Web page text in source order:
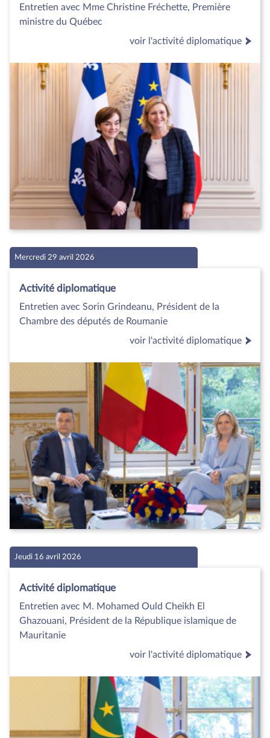
Entretien avec Mme Christine Fréchette, Première
ministre du Québec
voir l'activité diplomatique
Mercredi 29 avril 2026
Activité diplomatique
Entretien avec Sorin Grindeanu, Président de la
Chambre des députés de Roumanie
voir l'activité diplomatique
Jeudi 16 avril 2026
Activité diplomatique
Entretien avec M. Mohamed Ould Cheikh El
Ghazouani, Président de la République islamique de
Mauritanie
voir l'activité diplomatique